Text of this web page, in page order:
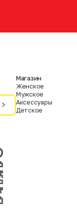
Магазин
Женское
Мужское
Аксессуары
Детское